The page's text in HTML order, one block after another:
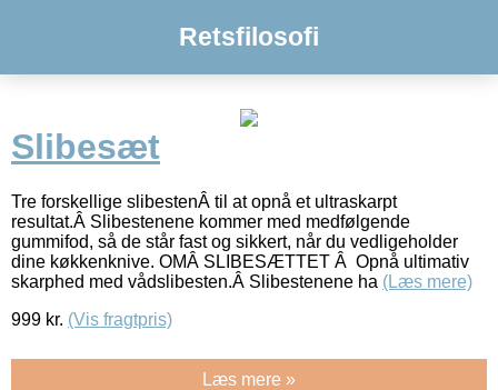
Retsfilosofi
Slibesæt
Tre forskellige slibestenÂ til at opnå et ultraskarpt
resultat.Â Slibestenene kommer med medfølgende
gummifod, så de står fast og sikkert, når du vedligeholder
dine køkkenknive. OMÂ SLIBESÆTTET Â Opnå ultimativ
skarphed med vådslibesten.Â Slibestenene ha (Læs mere)
999 kr. (Vis fragtpris)
Læs mere »